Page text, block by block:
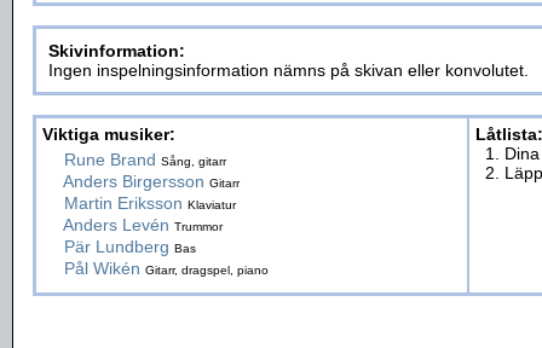
Skivinformation:
Ingen inspelningsinformation nämns på skivan eller konvolutet.
Viktiga musiker:
Rune Brand Sång, gitarr
Anders Birgersson Gitarr
Martin Eriksson Klaviatur
Anders Levén Trummor
Pär Lundberg Bas
Pål Wikén Gitarr, dragspel, piano
Låtlista:
1.
2.